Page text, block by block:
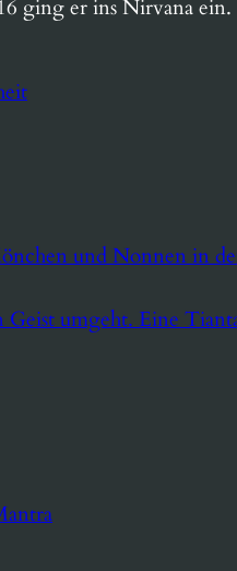
ging er ins Nirvana ein.
und Nonnen in
umgeht. Eine